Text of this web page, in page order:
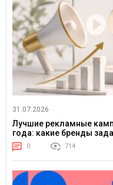
31.07.2026
Лучшие рекламные
года: какие бренды
0 714